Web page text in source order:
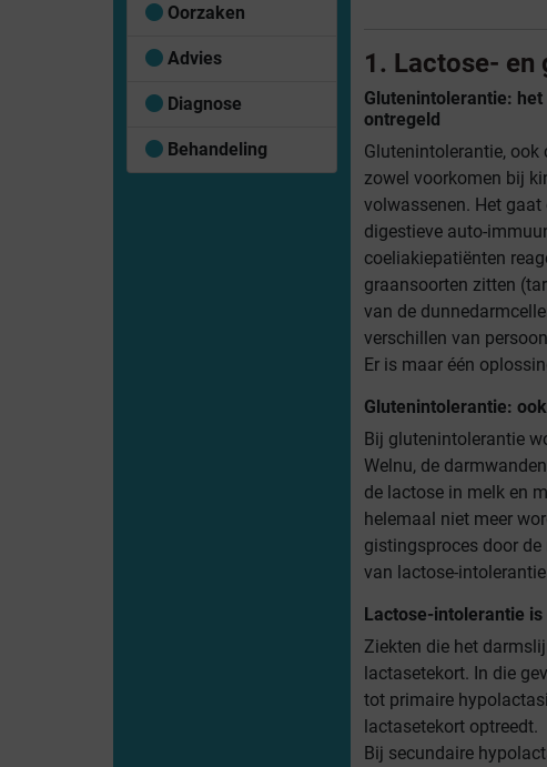
Oorzaken
Advies
Diagnose
Behandeling
1. Lactose- en
Glutenintolerantie:
ontregeld
Glutenintolerantie, ook
zowel voorkomen bij
volwassenen. Het
digestieve auto-
coeliakiepatiënten
graansoorten zitten
van de
verschillen van
Er is maar één
Glutenintolerantie:
Bij glutenintolerantie
Welnu, de
de lactose in melk en
helemaal niet meer
gistingsproces door
van lactose-
Lactose-intolerantie
Ziekten die het
lactasetekort. In die
tot primaire
lactasetekort optreedt.
Bij secundaire